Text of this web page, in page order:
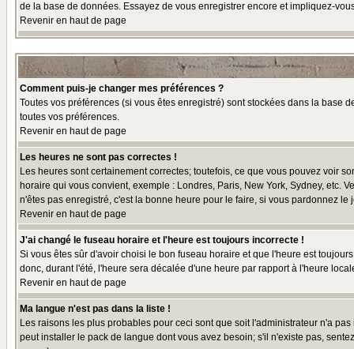
de la base de données. Essayez de vous enregistrer encore et impliquez-
Revenir en haut de page
Comment puis-je changer mes préférences ?
Toutes vos préférences (si vous êtes enregistré) sont stockées dans la base
toutes vos préférences.
Revenir en haut de page
Les heures ne sont pas correctes !
Les heures sont certainement correctes; toutefois, ce que vous pouvez voir
horaire qui vous convient, exemple : Londres, Paris, New York, Sydney, etc.
n'êtes pas enregistré, c'est la bonne heure pour le faire, si vous pardonnez le
Revenir en haut de page
J'ai changé le fuseau horaire et l'heure est toujours incorrecte !
Si vous êtes sûr d'avoir choisi le bon fuseau horaire et que l'heure est
donc, durant l'été, l'heure sera décalée d'une heure par rapport à l'heure
Revenir en haut de page
Ma langue n'est pas dans la liste !
Les raisons les plus probables pour ceci sont que soit l'administrateur n'a
peut installer le pack de langue dont vous avez besoin; s'il n'existe pas,